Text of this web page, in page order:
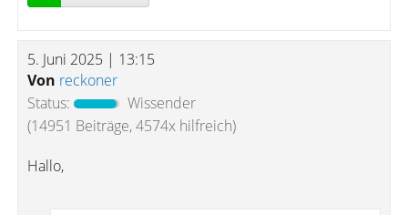
5. Juni 2025 | 13:15
Von reckoner
Status:
Wissender
(14951 Beiträge, 4574x hilfreich)
Hallo,